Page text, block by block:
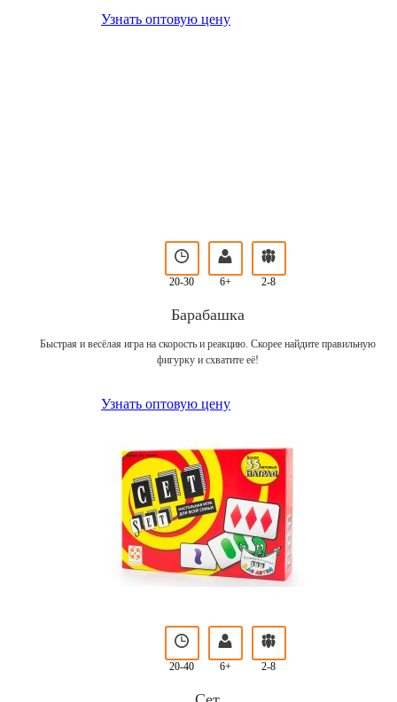
Узнать оптовую цену
20-30 6+ 2-8
Барабашка
Быстрая и весёлая игра на скорость и реакцию. Скорее найдите правильную
фигурку и схватите её!
Узнать оптовую цену
20-40 6+ 2-8